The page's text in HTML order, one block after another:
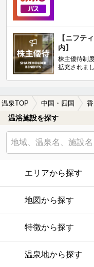
【ニフテ
内】
株主優待制
拡充されま
温泉TOP 中国・四国
温浴施設を探す
エリアから探す
地図から探す
特徴から探す
温泉地から探す